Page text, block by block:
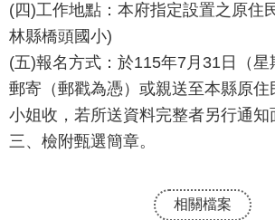
酷
林
線
上
(四)工作地點：本府指定設置之原住
林縣橋頭國小)
(五)報名方式：於115年7月31日（星
郵寄（郵戳為憑）或親送至本縣原
小姐收，若所送資料完整者另行通知
三、檢附甄選簡章。
相關檔案